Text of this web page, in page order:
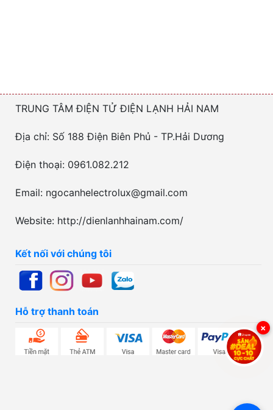
TRUNG TÂM ĐIỆN TỬ ĐIỆN LẠNH HẢI NAM
Địa chỉ: Số 188 Điện Biên Phủ - TP.Hải Dương
Điện thoại: 0961.082.212
Email: ngocanhelectrolux@gmail.com
Website: http://dienlanhhainam.com/
Kết nối với chúng tôi
Hỗ trợ thanh toán
×